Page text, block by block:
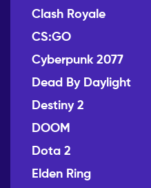
Clash Royale
CS:GO
Cyberpunk 2077
Dead By Daylight
Destiny 2
DOOM
Dota 2
Elden Ring